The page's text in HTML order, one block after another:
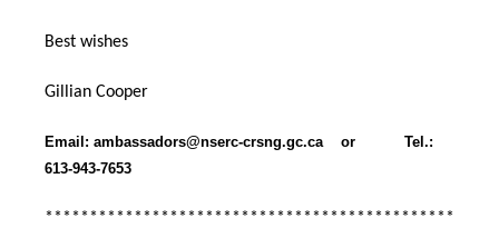
Best wishes
Gillian Cooper
Email: ambassadors@nserc-crsng.gc.caor Tel.:
613-943-7653
**********************************************